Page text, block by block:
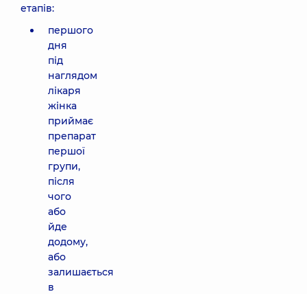
етапів:
першого
дня
під
наглядом
лікаря
жінка
приймає
препарат
першої
групи,
після
чого
або
йде
додому,
або
залишається
в